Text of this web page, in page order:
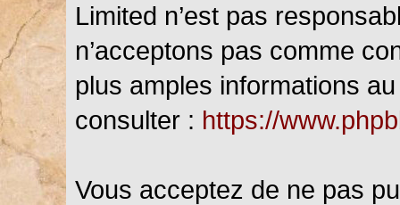
Limited n’est pas
n’acceptons pas comme
plus amples informations
consulter : https://
Vous acceptez de ne pas